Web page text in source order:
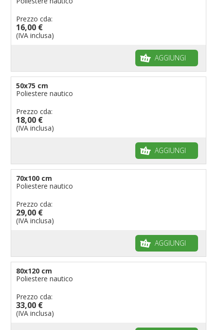
Prezzo cda:
16,00 €
(IVA inclusa)
AGGIUNGI
50x75 cm
Poliestere nautico
Prezzo cda:
18,00 €
(IVA inclusa)
AGGIUNGI
70x100 cm
Poliestere nautico
Prezzo cda:
29,00 €
(IVA inclusa)
AGGIUNGI
80x120 cm
Poliestere nautico
Prezzo cda:
33,00 €
(IVA inclusa)